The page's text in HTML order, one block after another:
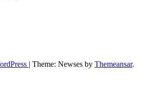
| Theme: Newses by Themeansar.